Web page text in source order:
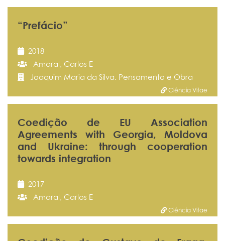
“Prefácio”
2018
Amaral, Carlos E
Joaquim Maria da Silva. Pensamento e Obra
Ciência Vitae
Coedição de EU Association
Agreements with Georgia, Moldova
and Ukraine: through cooperation
towards integration
2017
Amaral, Carlos E
Ciência Vitae